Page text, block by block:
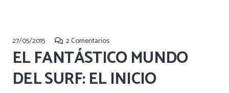
27/05/2015 2Comentarios
EL FANTÁSTICO MUNDO
DEL SURF: EL INICIO